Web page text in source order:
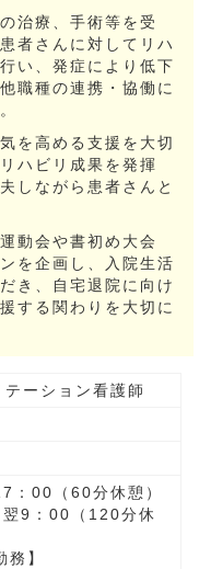
治療、手術等を受
者さんに対してリハ
い、発症により低下
職種の連携・協働に
を高める支援を大切
ハビリ成果を発揮
しながら患者さんと
動会や書初め大会
を企画し、入院生活
き、自宅退院に向け
する関わりを大切に
ーション看護師
：00（60分休憩）
9：00（120分休
務】